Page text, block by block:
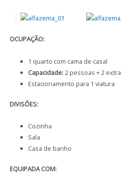
OCUPAÇÃO:
1 quarto com cama de casal
Capacidade:2 pessoas + 2 extra
Estacionamento para 1 viatura
DIVISÕES:
Cozinha
Sala
Casa de banho
EQUIPADA COM: